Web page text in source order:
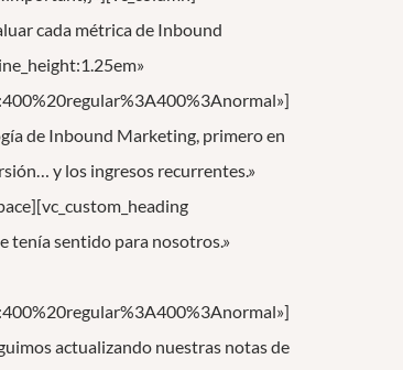
cada métrica de Inbound
de Inbound Marketing, primero en
y los ingresos recurrentes.»
tenía sentido para nosotros.»
actualizando nuestras notas de